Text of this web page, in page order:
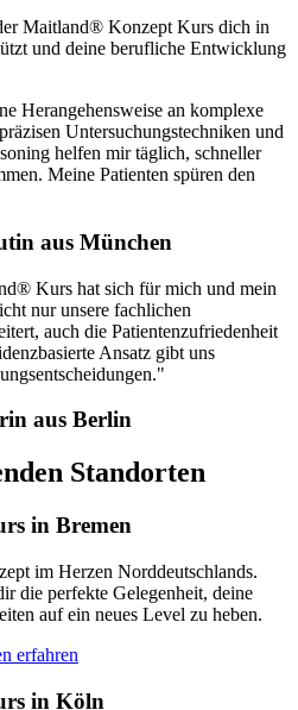
Maitland® Konzept Kurs dich in
und deine berufliche Entwicklung
Herangehensweise an komplexe
Untersuchungstechniken und
helfen mir täglich, schneller
Meine Patienten spüren den
aus München
Kurs hat sich für mich und mein
nur unsere fachlichen
auch die Patientenzufriedenheit
Ansatz gibt uns
aus Berlin
Standorten
in Bremen
im Herzen Norddeutschlands.
die perfekte Gelegenheit, deine
auf ein neues Level zu heben.
erfahren
in Köln